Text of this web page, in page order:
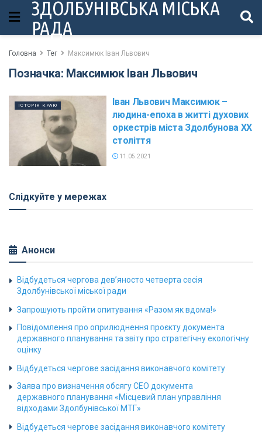
ЗДОЛБУНІВСЬКА МІСЬКА
РАДА
Головна Тег Максимюк Іван Львович
Позначка: Максимюк Іван Львович
ІСТОРІЯ КРАЮ
Іван Львович Максимюк –
людина-епоха в житті духових
оркестрів міста Здолбунова ХХ
століття
11.05.2021
Слідкуйте у мережах
Анонси
Відбудеться чергова дев’яносто четверта сесія
Здолбунівської міської ради
Запрошують пройти опитування «Разом як вдома!»
Повідомлення про оприлюднення проєкту документа
державного планування та звіту про стратегічну екологічну
оцінку
Відбудеться чергове засідання виконавчого комітету
Заява про визначення обсягу СЕО документа
державного планування «Місцевий план управління
відходами Здолбунівської МТГ»
Відбудеться чергове засідання виконавчого комітету